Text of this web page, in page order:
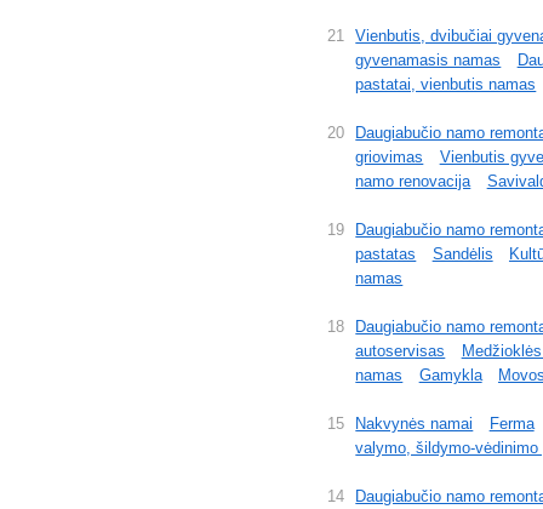
21
Vienbutis, dvibučiai
gyvenamasis namas
pastatai, vienbutis namas
20
Daugiabučio namo
griovimas
Vienbutis
namo renovacija
19
Daugiabučio namo
pastatas
Sandėlis
namas
18
Daugiabučio namo
autoservisas
namas
Gamykla
15 Nakvynės namai
Ferma
valymo, šildymo-vėdinimo
14
Daugiabučio namo